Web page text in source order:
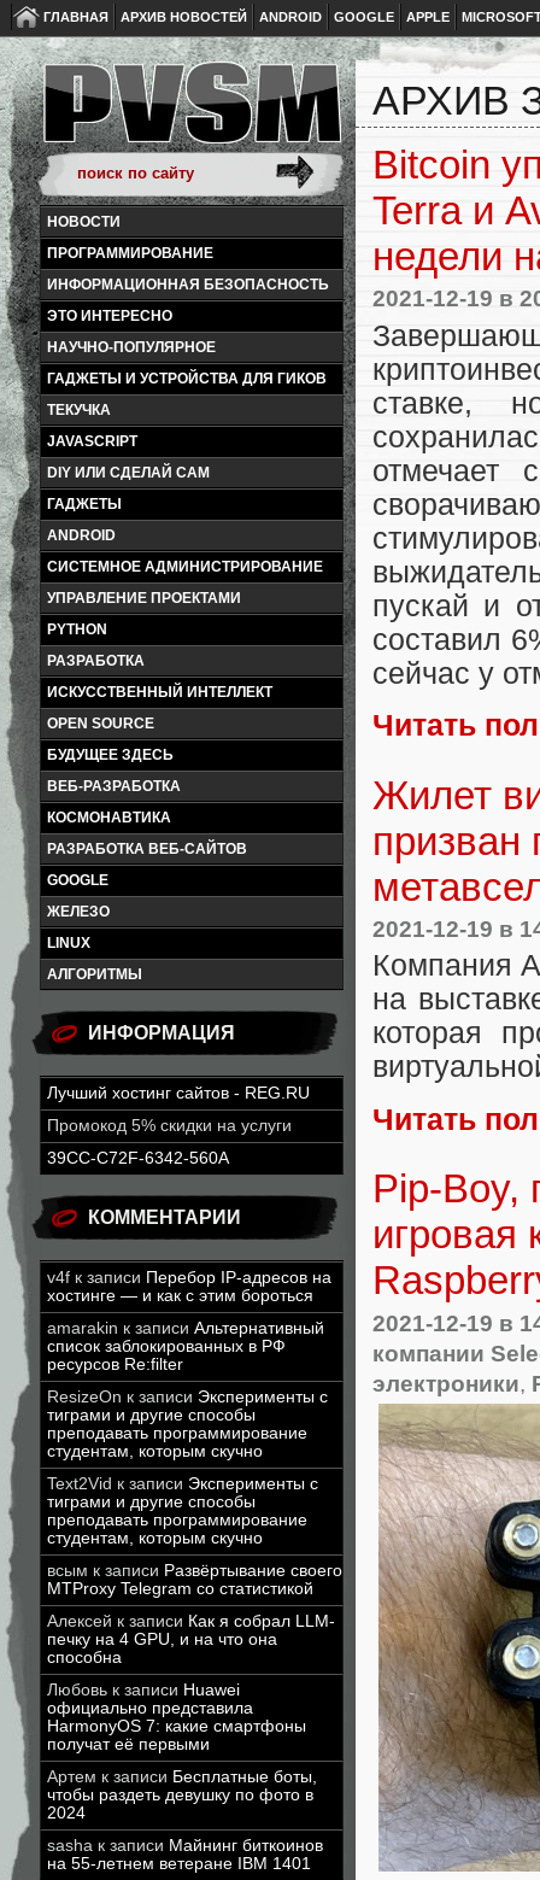
ГЛАВНАЯ АРХИВ НОВОСТЕЙ ANDROID GOOGLE APPLE
НОВОСТИ
ПРОГРАММИРОВАНИЕ
ИНФОРМАЦИОННАЯ БЕЗОПАСНОСТЬ
ЭТО ИНТЕРЕСНО
НАУЧНО-ПОПУЛЯРНОЕ
ГАДЖЕТЫ И УСТРОЙСТВА ДЛЯ ГИКОВ
ТЕКУЧКА
JAVASCRIPT
DIY ИЛИ СДЕЛАЙ САМ
ГАДЖЕТЫ
ANDROID
СИСТЕМНОЕ АДМИНИСТРИРОВАНИЕ
УПРАВЛЕНИЕ ПРОЕКТАМИ
PYTHON
РАЗРАБОТКА
ИСКУССТВЕННЫЙ ИНТЕЛЛЕКТ
OPEN SOURCE
БУДУЩЕЕ ЗДЕСЬ
ВЕБ-РАЗРАБОТКА
КОСМОНАВТИКА
РАЗРАБОТКА ВЕБ-САЙТОВ
GOOGLE
ЖЕЛЕЗО
LINUX
АЛГОРИТМЫ
ИНФОРМАЦИЯ
Лучший хостинг сайтов - REG.RU
Промокод 5% скидки на услуги
39CC-C72F-6342-560A
КОММЕНТАРИИ
v4f к записи Перебор IP-адресов на
хостинге — и как с этим бороться
amarakin к записи Альтернативный
список заблокированных в РФ
ресурсов Re:filter
ResizeOn к записи Эксперименты с
тиграми и другие способы
преподавать программирование
студентам, которым скучно
Text2Vid к записи Эксперименты с
тиграми и другие способы
преподавать программирование
студентам, которым скучно
всым к записи Развёртывание своего
MTProxy Telegram со статистикой
Алексей к записи Как я собрал LLM-
печку на 4 GPU, и на что она
способна
Любовь к записи Huawei
официально представила
HarmonyOS 7: какие смартфоны
получат её первыми
Артем к записи Бесплатные боты,
чтобы раздеть девушку по фото в
2024
sasha к записи Майнинг биткоинов
на 55-летнем ветеране IBM 1401
АРХИВ
Bitcoin
Terra и
недели
2021-12-19 в
ставке,
отмечает
пускай и
составил
сейчас у
Читать
Жилет
призван
2021-12-19 в
Компания
на
которая
Читать
Pip-Boy,
игровая
2021-12-19 в
компании
электроники,